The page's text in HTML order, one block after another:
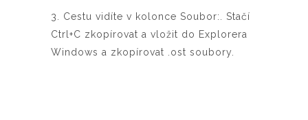
3. Cestu vidíte v kolonce Soubor:. Stačí
Ctrl+C zkopírovat a vložit do Explorera
Windows a zkopírovat .ost soubory.